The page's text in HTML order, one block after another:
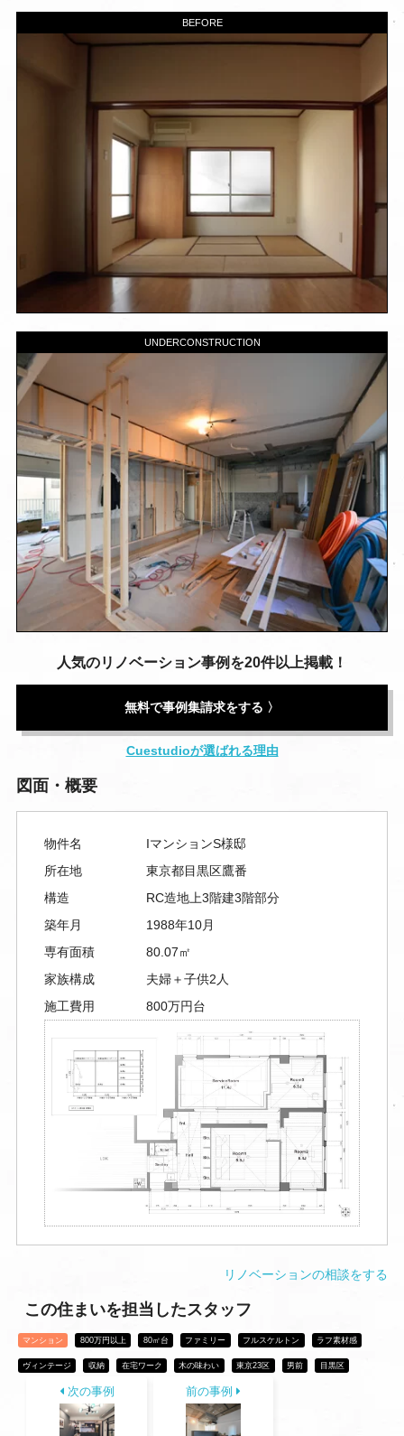
BEFORE
UNDERCONSTRUCTION
人気のリノベーション事例を20件以上掲載！
無料で事例集請求をする 〉
Cuestudioが選ばれる理由
図面・概要
物件名
IマンションS様邸
所在地
東京都目黒区鷹番
構造
RC造地上3階建3階部分
築年月
1988年10月
専有面積
80.07㎡
家族構成
夫婦＋子供2人
施工費用
800万円台
リノベーションの相談をする
この住まいを担当したスタッフ
マンション 800万円以上 80㎡台 ファミリー フルスケルトン ラフ素材感
ヴィンテージ 収納 在宅ワーク 木の味わい 東京23区 男前 目黒区
次の事例 前の事例